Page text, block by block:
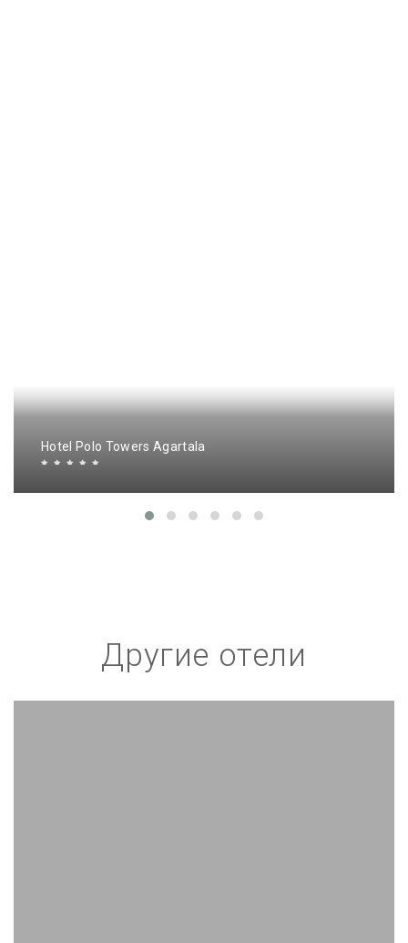
Hotel Polo Towers Agartala
Другие отели